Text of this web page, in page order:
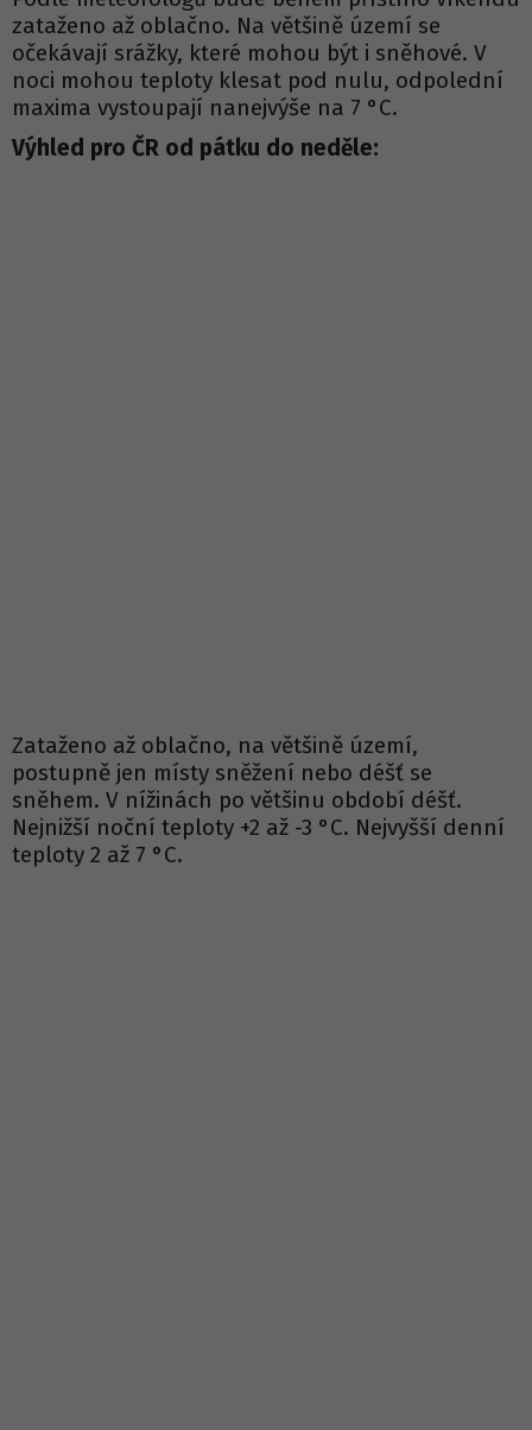
zataženo až oblačno. Na většině území se
očekávají srážky, které mohou být i sněhové. V
noci mohou teploty klesat pod nulu, odpolední
maxima vystoupají nanejvýše na 7 °C.
Výhled pro ČR od pátku do neděle:
Zataženo až oblačno, na většině území,
postupně jen místy sněžení nebo déšť se
sněhem. V nížinách po většinu období déšť.
Nejnižší noční teploty +2 až -3 °C. Nejvyšší denní
teploty 2 až 7 °C.